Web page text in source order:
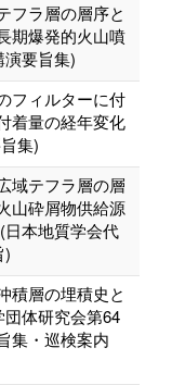
フラ層の層序と
期爆発的火山噴
要旨集)
フィルターに付
着量の経年変化
集)
域テフラ層の層
山砕屑物供給源
日本地質学会代
)
積層の埋積史と
体研究会第64
集・巡検案内